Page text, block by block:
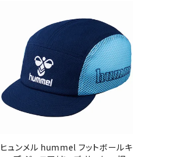
ヒュンメル hummel フットボールキ